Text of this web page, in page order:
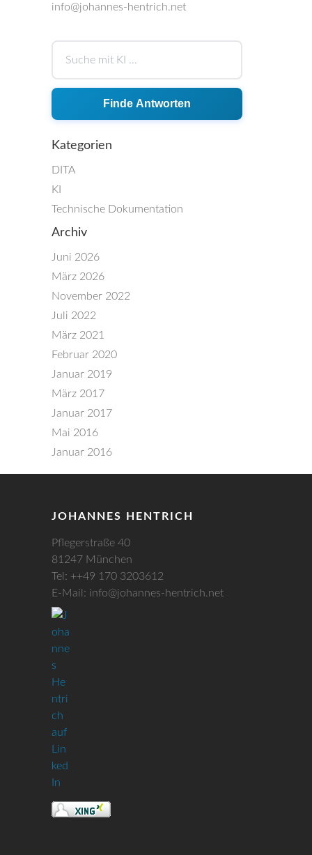
info@johannes-hentrich.net
Finde Antworten
Kategorien
DITA
KI
Technische Dokumentation
Archiv
Juni 2026
März 2026
November 2022
Juli 2022
März 2021
Februar 2020
Januar 2019
März 2017
Januar 2017
Mai 2016
Januar 2016
JOHANNES HENTRICH
Pflegerstraße 40
81247 München
Tel: ++49 170 3203612
E-Mail: info@johannes-hentrich.net